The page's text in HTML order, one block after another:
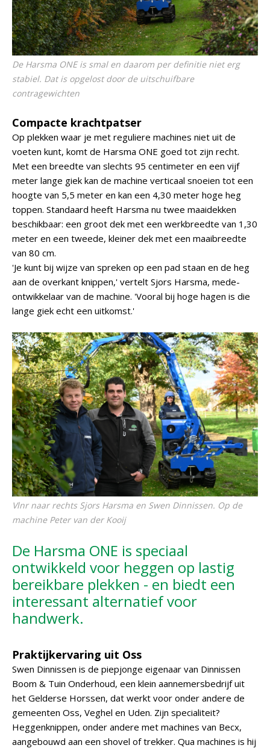
De Harsma ONE is smal en daarom per definitie niet erg
stabiel. Dat is opgelost door de uitschuifbare
contragewichten
Compacte krachtpatser
Op plekken waar je met reguliere machines niet uit de
voeten kunt, komt de Harsma ONE goed tot zijn recht.
Met een breedte van slechts 95 centimeter en een vijf
meter lange giek kan de machine verticaal snoeien tot een
hoogte van 5,5 meter en kan een 4,30 meter hoge heg
toppen. Standaard heeft Harsma nu twee maaidekken
beschikbaar: een groot dek met een werkbreedte van 1,30
meter en een tweede, kleiner dek met een maaibreedte
van 80 cm.
'Je kunt bij wijze van spreken op een pad staan en de heg
aan de overkant knippen,' vertelt Sjors Harsma, mede-
ontwikkelaar van de machine. 'Vooral bij hoge hagen is die
lange giek echt een uitkomst.'
Vlnr naar rechts Sjors Harsma en Swen Dinnissen. Op de
machine Peter van der Kooij
De Harsma ONE is speciaal
ontwikkeld voor heggen op lastig
bereikbare plekken - en biedt een
interessant alternatief voor
handwerk.
Praktijkervaring uit Oss
Swen Dinnissen is de piepjonge eigenaar van Dinnissen
Boom & Tuin Onderhoud, een klein aannemersbedrijf uit
het Gelderse Horssen, dat werkt voor onder andere de
gemeenten Oss, Veghel en Uden. Zijn specialiteit?
Heggenknippen, onder andere met machines van Becx,
aangebouwd aan een shovel of trekker. Qua machines is hij